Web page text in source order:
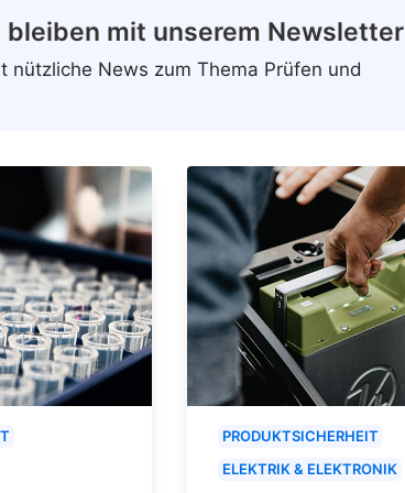
mit unserem Newsletter
nützliche News zum Thema Prüfen und
PRODUKTSICHERHEIT
ELEKTRIK & ELEKTRONIK